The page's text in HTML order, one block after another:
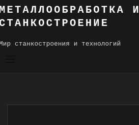
Skip
content
И
станкостроения и технологий